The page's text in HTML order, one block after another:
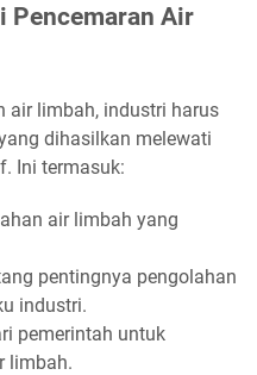
Pencemaran Air
air limbah, industri harus
dihasilkan melewati
Ini termasuk:
air limbah yang
pentingnya pengolahan
industri.
pemerintah untuk
limbah.